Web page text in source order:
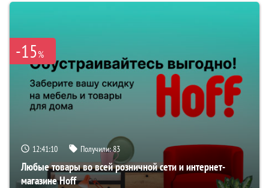
-15%
12:41:09 Получили:83
Любые товары во всей розничной сети и интернет-
магазине Hoff